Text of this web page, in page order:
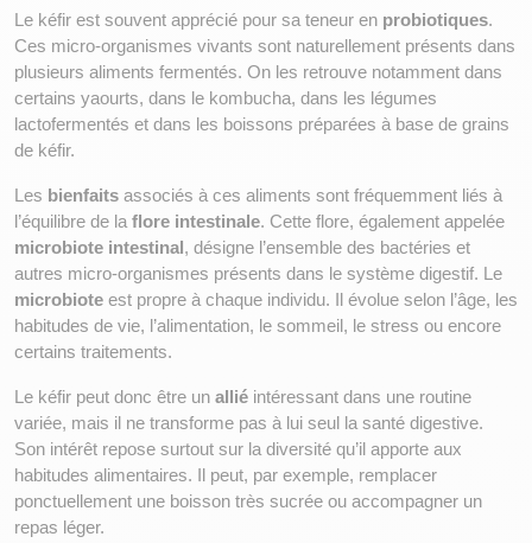
Le kéfir est souvent apprécié pour sa teneur en probiotiques.
Ces micro-organismes vivants sont naturellement présents dans
plusieurs aliments fermentés. On les retrouve notamment dans
certains yaourts, dans le kombucha, dans les légumes
lactofermentés et dans les boissons préparées à base de grains
de kéfir.
Les bienfaits associés à ces aliments sont fréquemment liés à
l’équilibre de la flore intestinale
microbiote intestinal , désigne l’ensemble des bactéries et
microbiote est propre à chaque individu. Il évolue selon l’âge, les
habitudes de vie, l’alimentation, le sommeil, le stress ou encore
certains traitements.
Le kéfir peut donc être un allié intéressant dans une routine
variée, mais il ne transforme pas à lui seul la santé digestive.
Son intérêt repose surtout sur la diversité qu’il apporte aux
habitudes alimentaires. Il peut, par exemple, remplacer
ponctuellement une boisson très sucrée ou accompagner un
repas léger.